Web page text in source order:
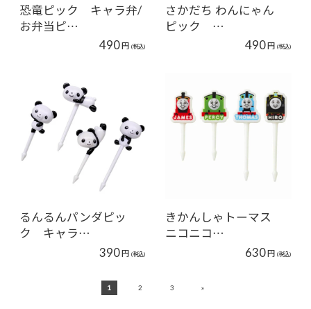
恐竜ピック キャラ弁/
お弁当ピ…
490円 (税込)
さかだち わんにゃん
ピック …
490円 (税込)
るんるんパンダピッ
ク キャラ…
390円 (税込)
きかんしゃトーマス
ニコニコ…
630円 (税込)
1 2 3 »